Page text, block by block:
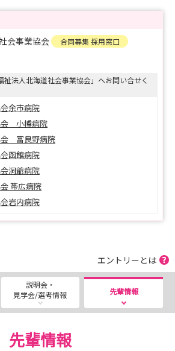
会事業協会
合同募集 採用窓口
祉法人北海道社会事業協会」へお問い合せく
余市病院
会 小樽病院
会 富良野病院
函館病院
洞爺病院
帯広病院
岩内病院
エントリーとは
説明会・
見学会/選考情報
先輩情報
先輩情報